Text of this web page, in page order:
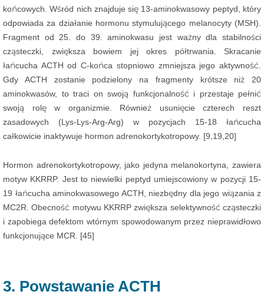
końcowych. Wśród nich znajduje się 13-aminokwasowy peptyd, który
odpowiada za działanie hormonu stymulującego melanocyty (MSH).
Fragment od 25. do 39. aminokwasu jest ważny dla stabilności
cząsteczki, zwiększa bowiem jej okres półtrwania. Skracanie
łańcucha ACTH od C-końca stopniowo zmniejsza jego aktywność.
Gdy ACTH zostanie podzielony na fragmenty krótsze niż 20
aminokwasów, to traci on swoją funkcjonalność i przestaje pełnić
swoją rolę w organizmie. Również usunięcie czterech reszt
zasadowych (Lys-Lys-Arg-Arg) w pozycjach 15-18 łańcucha
całkowicie inaktywuje hormon adrenokortykotropowy. [9,19,20]
Hormon adrenokortykotropowy, jako jedyna melanokortyna, zawiera
motyw KKRRP. Jest to niewielki peptyd umiejscowiony w pozycji 15-
19 łańcucha aminokwasowego ACTH, niezbędny dla jego wiązania z
MC2R. Obecność motywu KKRRP zwiększa selektywność cząsteczki
i zapobiega defektom wtórnym spowodowanym przez nieprawidłowo
funkcjonujące MCR. [45]
3. Powstawanie ACTH